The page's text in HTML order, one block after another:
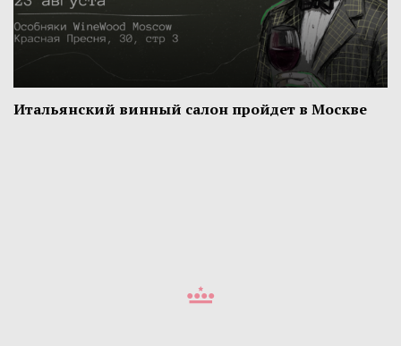
Итальянский винный салон пройдет в Москве